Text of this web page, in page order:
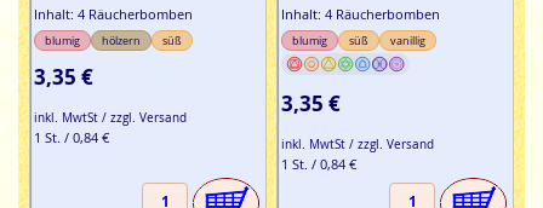
Inhalt: 4 Räucherbomben
blumig hölzern süß
3,35 €
inkl. MwtSt / zzgl. Versand
1 St. / 0,84 €
Inhalt: 4 Räucherbomben
blumig süß vanillig
3,35 €
inkl. MwtSt / zzgl. Versand
1 St. / 0,84 €